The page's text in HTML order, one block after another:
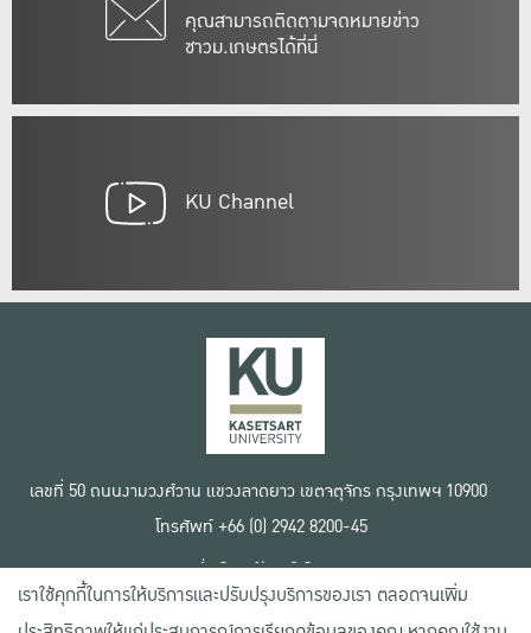
คุณสามารถติดตามจดหมายข่าว
ชาวม.เกษตรได้ที่นี่
KU Channel
เลขที่ 50 ถนนงามวงศ์วาน แขวงลาดยาว เขตจตุจักร กรุงเทพฯ 10900
โทรศัพท์ +66 (0) 2942 8200-45
เงื่อนไขการใช้งานเว็บไซต์
ข้อตกลงด้านสิทธิ์ใช้งาน
นโยบายความเป็นส่วนตัว
เราใช้คุกกี้ในการให้บริการและปรับปรุงบริการของเรา ตลอดจนเพิ่ม